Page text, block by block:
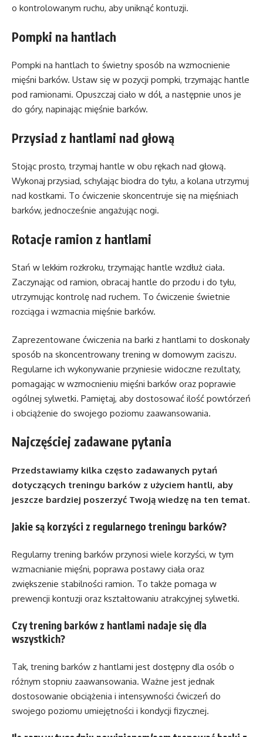
o kontrolowanym ruchu, aby uniknąć kontuzji.
Pompki na hantlach
Pompki na hantlach to świetny sposób na wzmocnienie
mięśni barków. Ustaw się w pozycji pompki, trzymając hantle
pod ramionami. Opuszczaj ciało w dół, a następnie unos je
do góry, napinając mięśnie barków.
Przysiad z hantlami nad głową
Stojąc prosto, trzymaj hantle w obu rękach nad głową.
Wykonaj przysiad, schylając biodra do tyłu, a kolana utrzymuj
nad kostkami. To ćwiczenie skoncentruje się na mięśniach
barków, jednocześnie angażując nogi.
Rotacje ramion z hantlami
Stań w lekkim rozkroku, trzymając hantle wzdłuż ciała.
Zaczynając od ramion, obracaj hantle do przodu i do tyłu,
utrzymując kontrolę nad ruchem. To ćwiczenie świetnie
rozciąga i wzmacnia mięśnie barków.
Zaprezentowane ćwiczenia na barki z hantlami to doskonały
sposób na skoncentrowany trening w domowym zaciszu.
Regularne ich wykonywanie przyniesie widoczne rezultaty,
pomagając w wzmocnieniu mięśni barków oraz poprawie
ogólnej sylwetki. Pamiętaj, aby dostosować ilość powtórzeń
i obciążenie do swojego poziomu zaawansowania.
Najczęściej zadawane pytania
Przedstawiamy kilka często zadawanych pytań
dotyczących treningu barków z użyciem hantli, aby
jeszcze bardziej poszerzyć Twoją wiedzę na ten temat.
Jakie są korzyści z regularnego treningu barków?
Regularny trening barków przynosi wiele korzyści, w tym
wzmacnianie mięśni, poprawa postawy ciała oraz
zwiększenie stabilności ramion. To także pomaga w
prewencji kontuzji oraz kształtowaniu atrakcyjnej sylwetki.
Czy trening barków z hantlami nadaje się dla
wszystkich?
Tak, trening barków z hantlami jest dostępny dla osób o
różnym stopniu zaawansowania. Ważne jest jednak
dostosowanie obciążenia i intensywności ćwiczeń do
swojego poziomu umiejętności i kondycji fizycznej.